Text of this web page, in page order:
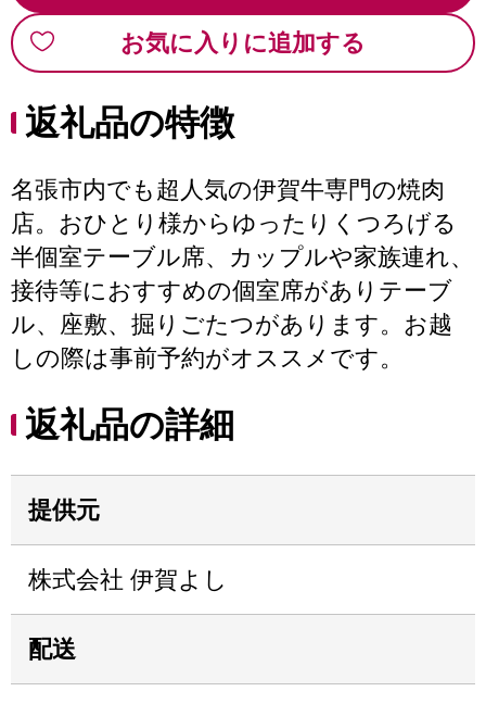
お気に入りに追加する
返礼品の特徴
名張市内でも超人気の伊賀牛専門の焼肉
店。おひとり様からゆったりくつろげる
半個室テーブル席、カップルや家族連れ、
接待等におすすめの個室席がありテーブ
ル、座敷、掘りごたつがあります。お越
しの際は事前予約がオススメです。
返礼品の詳細
提供元
株式会社 伊賀よし
配送